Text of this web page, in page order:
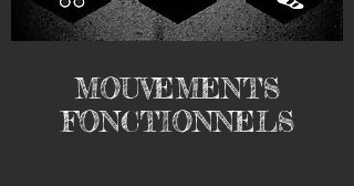
MOUVEMENTS
FONCTIONNELS